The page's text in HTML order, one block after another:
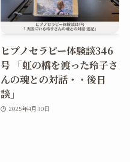
ヒプノセラピー体験談346
号 「虹の橋を渡った玲子さ
んの魂との対話・・後日
談」
2025年4月30日